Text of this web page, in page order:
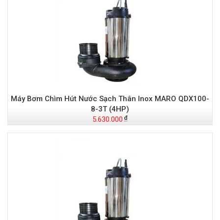
Máy Bơm Chìm Hút Nước Sạch Thân Inox MARO QDX100-
8-3T (4HP)
5.630.000